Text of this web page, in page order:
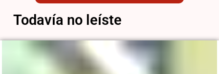
Todavía no leíste